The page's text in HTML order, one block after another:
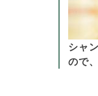
シャ
ので